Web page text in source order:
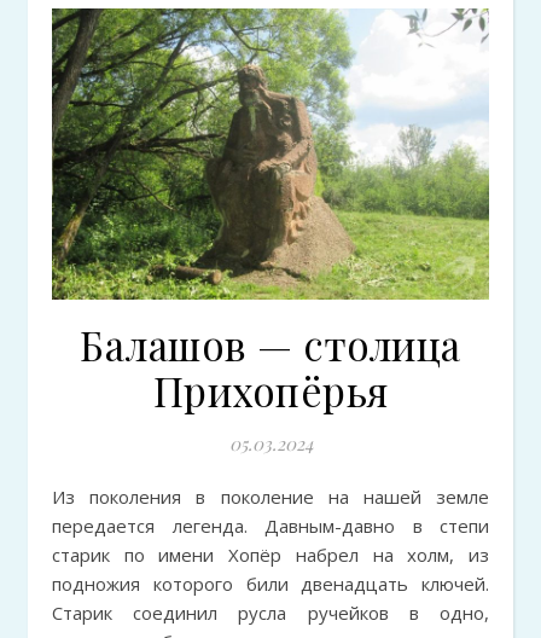
Балашов — столица
Прихопёрья
05.03.2024
Из поколения в поколение на нашей земле
передается легенда. Давным-давно в степи
старик по имени Хопёр набрел на холм, из
подножия которого били двенадцать ключей.
Старик соединил русла ручейков в одно,